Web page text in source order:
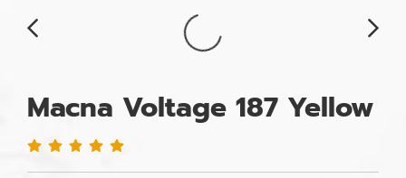
Macna Voltage 187 Yellow